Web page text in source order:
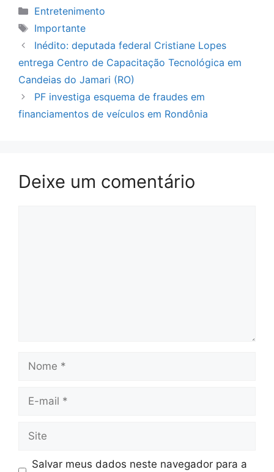
Categorias
Entretenimento
Tags
Importante
Inédito: deputada federal Cristiane Lopes
entrega Centro de Capacitação Tecnológica em
Candeias do Jamari (RO)
PF investiga esquema de fraudes em
financiamentos de veículos em Rondônia
Deixe um comentário
mail
Salvar meus dados neste navegador para a